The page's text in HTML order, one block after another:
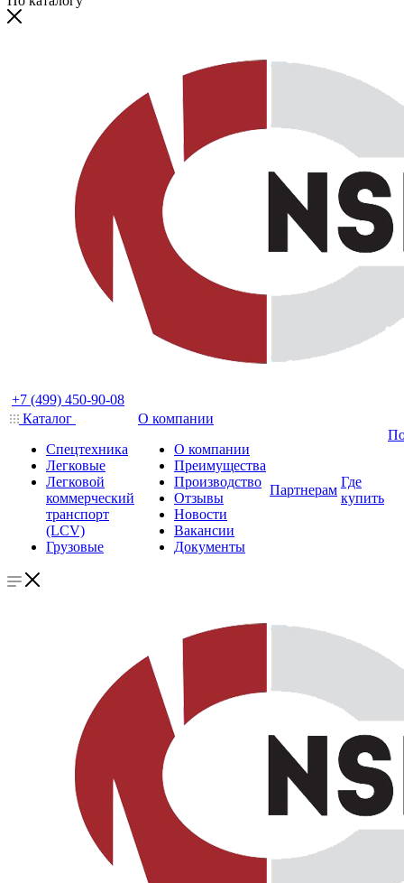
+7 (499) 450-90-08
Каталог
Спецтехника
Легковые
Легковой
коммерческий
транспорт
(LCV)
Грузовые
О компании
О компании
Преимущества
Производство
Отзывы
Новости
Вакансии
Документы
Партнерам
Где
купить